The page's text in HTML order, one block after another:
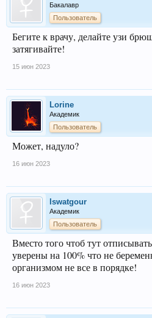
Бакалавр
Пользователь
Бегите к врачу, делайте узи
затягивайте!
15 июн 2023
Lorine
Академик
Пользователь
Может, надуло?
16 июн 2023
Iswatgour
Академик
Пользователь
Вместо того чтоб тут
уверены на 100% что не
организмом не все в порядке!
16 июн 2023